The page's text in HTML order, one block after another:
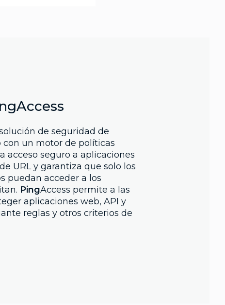
de seguridad de
con un motor de políticas
acceso seguro a aplicaciones
URL y garantiza que solo los
puedan acceder a los
PingAccess permite a las
aplicaciones web, API y
reglas y otros criterios de